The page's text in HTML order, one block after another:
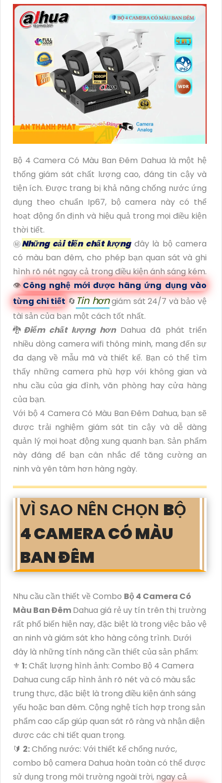
Bộ 4 Camera Có Màu Ban Đêm Dahua là một hệ
thống giám sát chất lượng cao, đáng tin cậy và
tiện ích. Được trang bị khả năng chống nước ứng
dụng theo chuẩn Ip67, bộ camera này có thể
hoạt động ổn định và hiệu quả trong mọi điều kiện
thời tiết.
㊙️Những cải tiến chất lượngđây là bộ camera
có màu ban đêm, cho phép bạn quan sát và ghi
hình rõ nét ngay cả trong điều kiện ánh sáng kém.
👁 Công nghệ mới được hãng ứng dụng vào
từng chi tiết 🔄Tin hơngiám sát 24/7 và bảo vệ
tài sản của bạn một cách tốt nhất.
🐉️ Điểm chất lượng hơn Dahua đã phát triển
nhiều dòng camera wifi thông minh, mang đến sự
đa dạng về mẫu mã và thiết kế. Bạn có thể tìm
thấy những camera phù hợp với không gian và
nhu cầu của gia đình, văn phòng hay cửa hàng
của bạn.
Với bộ 4 Camera Có Màu Ban Đêm Dahua, bạn sẽ
được trải nghiệm giám sát tin cậy và dễ dàng
quản lý mọi hoạt động xung quanh bạn. Sản phẩm
này đáng để bạn cân nhắc để tăng cường an
ninh và yên tâm hơn hàng ngày.
VÌ SAO NÊN CHỌN BỘ
4 CAMERA CÓ MÀU
BAN ĐÊM
Nhu cầu cần thiết về Combo Bộ 4 Camera Có
Màu Ban ĐêmDahua giá rẻ uy tín trên thị trường
rất phổ biến hiện nay, đặc biệt là trong việc bảo vệ
an ninh và giám sát kho hàng công trình. Dưới
đây là những tính năng cần thiết của sản phẩm:
⚜️ 1:Chất lượng hình ảnh: Combo Bộ 4 Camera
Dahua cung cấp hình ảnh rõ nét và có màu sắc
trung thực, đặc biệt là trong điều kiện ánh sáng
yếu hoặc ban đêm. Cộng nghệ tích hợp trong sản
phẩm cao cấp giúp quan sát rõ ràng và nhận diện
được các chi tiết quan trọng.
🔰 2:Chống nước: Với thiết kế chống nước,
combo bộ camera Dahua hoàn toàn có thể được
sử dụng trong môi trường ngoài trời, ngay cả